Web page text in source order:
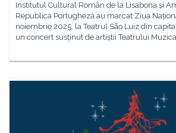
Institutul Cultural Român de la Lisabona și
Republica Portugheză au marcat Ziua
noiembrie 2025, la Teatrul São Luiz din
un concert susținut de artiștii Teatrului